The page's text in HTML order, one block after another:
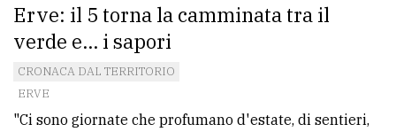
Erve: il 5 torna la camminata tra il
verde e... i sapori
CRONACA DAL TERRITORIO
ERVE
"Ci sono giornate che profumano d'estate, di sentieri,